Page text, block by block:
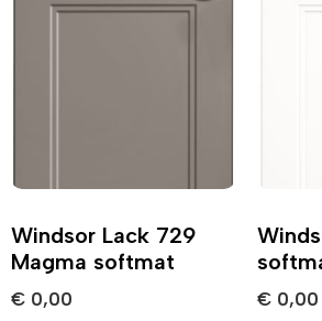
Windsor Lack 729
Magma softmat
€ 0,00 € 0,00